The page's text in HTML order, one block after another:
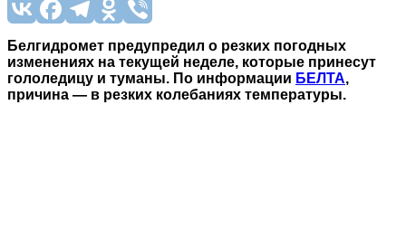
Белгидромет предупредил о резких погодных
изменениях на текущей неделе, которые принесут
гололедицу и туманы. По информации БЕЛТА,
причина — в резких колебаниях температуры.